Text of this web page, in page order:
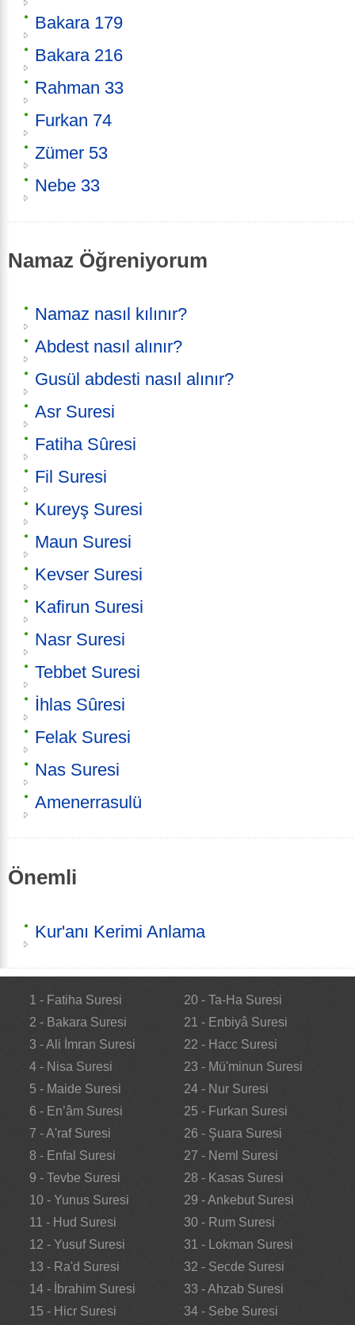
Bakara 179
Bakara 216
Rahman 33
Furkan 74
Zümer 53
Nebe 33
Namaz Öğreniyorum
Namaz nasıl kılınır?
Abdest nasıl alınır?
Gusül abdesti nasıl alınır?
Asr Suresi
Fatiha Sûresi
Fil Suresi
Kureyş Suresi
Maun Suresi
Kevser Suresi
Kafirun Suresi
Nasr Suresi
Tebbet Suresi
İhlas Sûresi
Felak Suresi
Nas Suresi
Amenerrasulü
Önemli
Kur'anı Kerimi Anlama
1 - Fatiha Suresi
2 - Bakara Suresi
3 - Ali İmran Suresi
4 - Nisa Suresi
5 - Maide Suresi
6 - En’âm Suresi
7 - A'raf Suresi
8 - Enfal Suresi
9 - Tevbe Suresi
10 - Yunus Suresi
11 - Hud Suresi
12 - Yusuf Suresi
13 - Ra'd Suresi
14 - İbrahim Suresi
15 - Hicr Suresi
20 - Ta-Ha Suresi
21 - Enbiyâ Suresi
22 - Hacc Suresi
23 - Mü'minun Suresi
24 - Nur Suresi
25 - Furkan Suresi
26 - Şuara Suresi
27 - Neml Suresi
28 - Kasas Suresi
29 - Ankebut Suresi
30 - Rum Suresi
31 - Lokman Suresi
32 - Secde Suresi
33 - Ahzab Suresi
34 - Sebe Suresi